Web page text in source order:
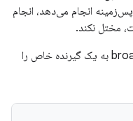
انجام می‌دهد، انجام
مختل نکند.
برای مثال، کد زیر نحوه ارسال یک broadcast به یک گیرنده خاص را